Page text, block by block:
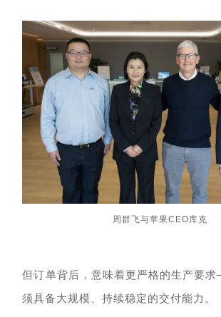
周群飞与苹果CEO库克
但订单背后，意味着更严格的生产要求
须具备大规模
、持续稳定的交付能力。